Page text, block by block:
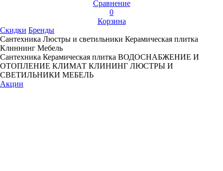
Сравнение
0
Корзина
Скидки Бренды
Сантехника Люстры и светильники Керамическая плитка
Клиннинг Мебель
Сантехника Керамическая плитка ВОДОСНАБЖЕНИЕ И
ОТОПЛЕНИЕ КЛИМАТ КЛИНИНГ ЛЮСТРЫ И
СВЕТИЛЬНИКИ МЕБЕЛЬ
Акции